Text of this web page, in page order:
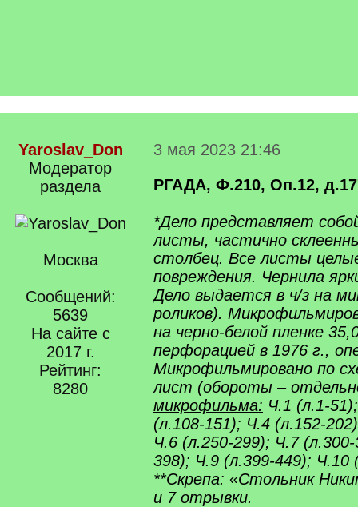
Yaroslav_Don
Модератор
раздела
Москва
Сообщений:
5639
На сайте с
2017 г.
Рейтинг:
8280
3 мая 2023 21:46
РГАДА, Ф.210, Оп.12,
*Дело представляет
листы, частично
столбец. Все листы
повреждения. Чернила
Дело выдается в ч/з на
роликов).
на черно-белой пленке
перфорацией в 1976 г.,
Микрофильмировано по
лист (обороты –
микрофильма: Ч.1 (л.1-
(л.108-151); Ч.4 (л.152-
Ч.6 (л.250-299); Ч.7
398); Ч.9 (л.399-449); Ч.10
**Скрепа: «Стольник
и 7 отрывки.